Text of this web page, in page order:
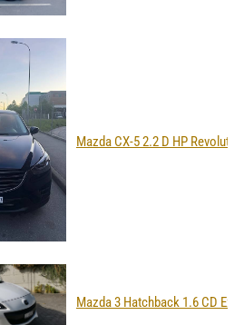
Mazda CX-5 2.2 D HP
Mazda 3 Hatchback 1.6 CD